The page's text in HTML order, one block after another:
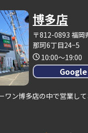
博多店
〒812-0893 福岡
那珂6丁目24−5
10:00～19:00
ン博多店の中で営業して